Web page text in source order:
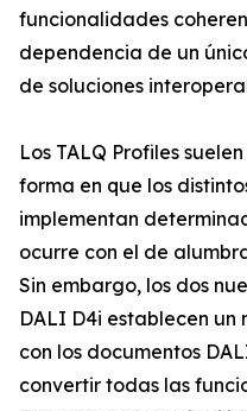
funcionalidades
dependencia de un
de soluciones
Los TALQ Profiles
forma en que los
implementan
ocurre con el de
Sin embargo, los dos
DALI D4i establecen
con los documentos
convertir todas las